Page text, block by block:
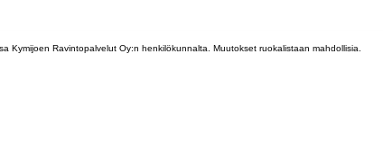
Ravintopalvelut Oy:n henkilökunnalta. Muutokset ruokalistaan mahdollisia.